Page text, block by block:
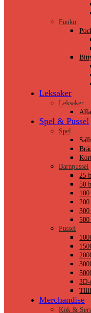
Funko
Leksaker
Leksaker
Spel & Pussel
Spel
Barnpussel
25
50
Pussel
3D-
Merchandise
Kök &